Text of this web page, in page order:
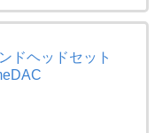
ドヘッドセット